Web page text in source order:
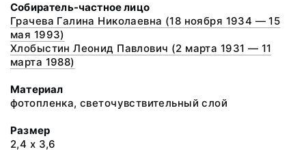
Собиратель-частное лицо
Грачева Галина Николаевна (18 ноября 1934 — 15
мая 1993)
Хлобыстин Леонид Павлович (2 марта 1931 — 11
марта 1988)
Материал
фотопленка, светочувствительный слой
Размер
2,4 х 3,6